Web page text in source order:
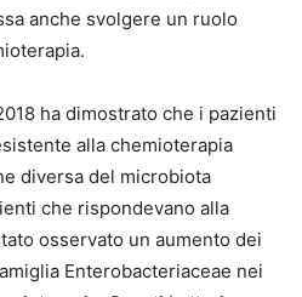
anche svolgere un ruolo
ha dimostrato che i pazienti
alla chemioterapia
diversa del microbiota
che rispondevano alla
osservato un aumento dei
Enterobacteriaceae nei